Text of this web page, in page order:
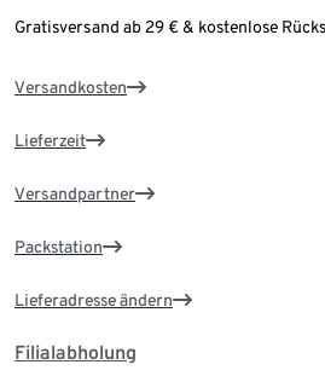
Gratisversand ab 29 € & kostenlose
Versandkosten
Lieferzeit
Versandpartner
Packstation
Lieferadresse ändern
Filialabholung